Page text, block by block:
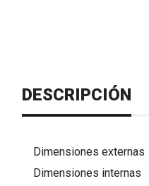
DESCRIPCIÓN
Dimensiones externas
Dimensiones internas